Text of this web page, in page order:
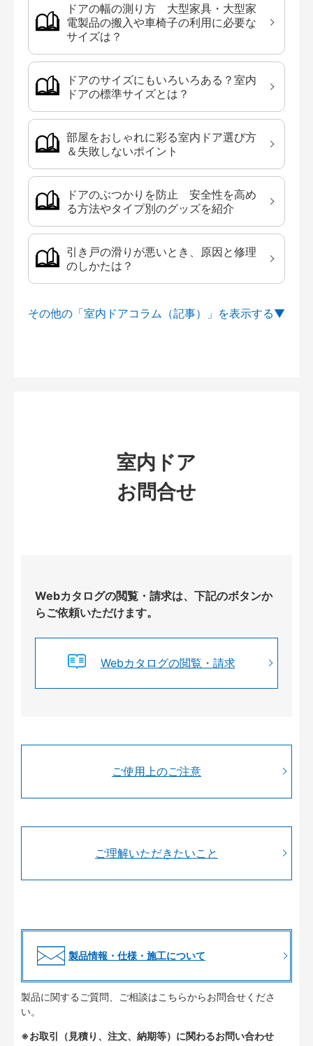
ドアの幅の測り方 大型家具・大型家
電製品の搬入や車椅子の利用に必要な
サイズは？
ドアのサイズにもいろいろある？室内
ドアの標準サイズとは？
部屋をおしゃれに彩る室内ドア選び方
＆失敗しないポイント
ドアのぶつかりを防止 安全性を高め
る方法やタイプ別のグッズを紹介
引き戸の滑りが悪いとき、原因と修理
のしかたは？
その他の「室内ドアコラム（記事）」を
室内ドア
お問合せ
Webカタログの閲覧・請求は、下記のボタンか
らご依頼いただけます。
Webカタログの閲覧・請求
ご使用上のご注意
ご理解いただきたいこと
製品情報・仕様・施工について
製品に関するご質問、ご相談はこちらからお問合せくださ
い。
※お取引（見積り、注文、納期等）に関わるお問い合わせ